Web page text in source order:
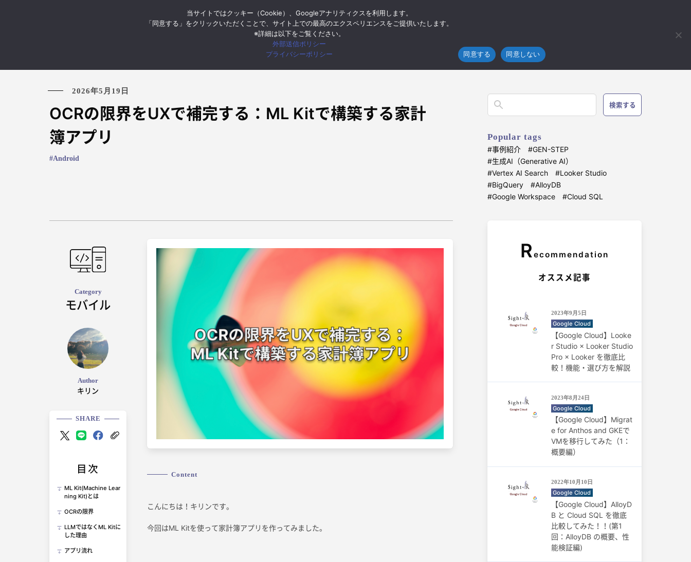
お知らせ イベント・セミナー Google Cloud Google Workspace モバイル インフラ
2026年5月19日
OCRの限界をUXで補完する：ML Kitで構築する家計
簿アプリ
Android
検索する
Popular tags
事例紹介
GEN-STEP
生成AI（Generative AI）
Vertex AI Search
Looker Studio
BigQuery
AlloyDB
Google Workspace
Cloud SQL
Category
モバイル
Author
キリン
SHARE
目次
ML Kit(Machine Lear
ning Kit)とは
OCRの限界
LLMではなくML Kitに
した理由
アプリ流れ
Content
こんにちは！キリンです。
今回はML Kitを使って家計簿アプリを作ってみました。
R ecommendation
オススメ記事
2023年9月5日
Google Cloud
【Google Cloud】Looke
r Studio × Looker Studio
Pro × Looker を徹底比
較！機能・選び方を解説
2023年8月24日
Google Cloud
【Google Cloud】Migrat
e for Anthos and GKEで
VMを移行してみた（1：
概要編）
2022年10月10日
Google Cloud
【Google Cloud】AlloyD
B と Cloud SQL を徹底
比較してみた！！(第1
回：AlloyDB の概要、性
能検証編)
OCRの限界をUXで補完する：ML Kitで構築する家計簿アプリ
当サイトではクッキー（Cookie）、Googleアナリティクスを利用します。
「同意する」をクリックいただくことで、サイト上での最高のエクスペリエンスをご提供いたします。
※詳細は以下をご覧ください。
外部送信ポリシー
プライバシーポリシー
同意する 同意しない